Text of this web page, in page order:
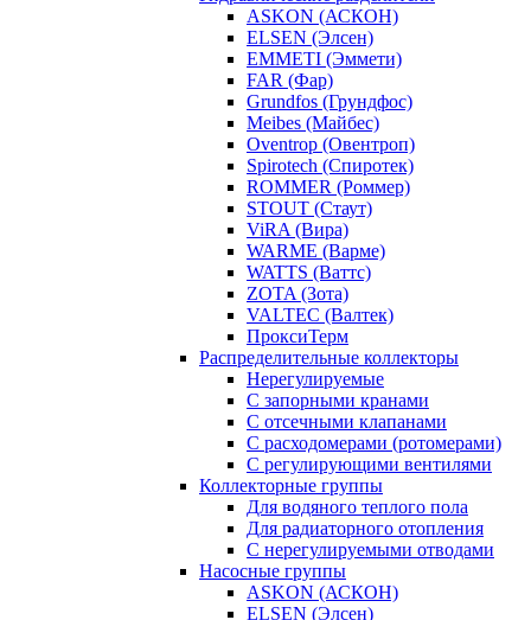
ASKON (АСКОН)
ELSEN (Элсен)
EMMETI (Эммети)
FAR (Фар)
Grundfos (Грундфос)
Meibes (Майбес)
Oventrop (Овентроп)
Spirotech (Спиротек)
ROMMER (Роммер)
STOUT (Стаут)
ViRA (Вира)
WARME (Варме)
WATTS (Ваттс)
ZOTA (Зота)
VALTEC (Валтек)
ПроксиТерм
Распределительные коллекторы
Нерегулируемые
С запорными кранами
С отсечными клапанами
С расходомерами (ротомерами)
С регулирующими вентилями
Коллекторные группы
Для водяного теплого пола
Для радиаторного отопления
С нерегулируемыми отводами
Насосные группы
ASKON (АСКОН)
ELSEN (Элсен)